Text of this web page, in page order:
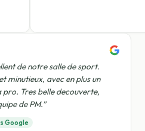
de notre salle de sport.
minutieux, avec en plus un
Tres belle decouverte,
de PM.”
Google